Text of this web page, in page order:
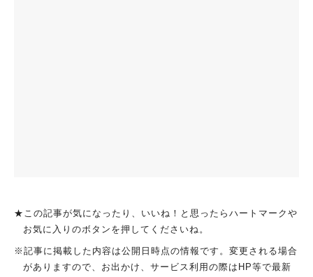
★この記事が気になったり、いいね！と思ったらハートマークや
お気に入りのボタンを押してくださいね。
※記事に掲載した内容は公開日時点の情報です。変更される場合
がありますので、お出かけ、サービス利用の際はHP等で最新